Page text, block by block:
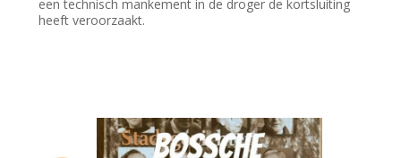
een technisch mankement in de droger de kortsluiting
heeft veroorzaakt.